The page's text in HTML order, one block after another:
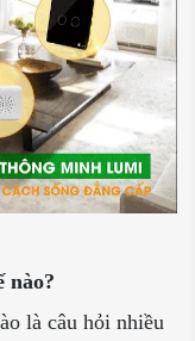
nào?
là câu hỏi nhiều